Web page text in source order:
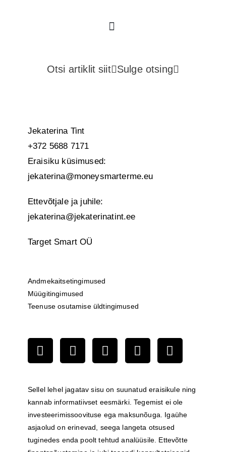
Otsi artiklit siit Sulge otsing
Jekaterina Tint
+372 5688 7171
Eraisiku küsimused:
jekaterina@moneysmarterme.eu
Ettevõtjale ja juhile:
jekaterina@jekaterinatint.ee
Target Smart OÜ
Andmekaitsetingimused
Müügitingimused
Teenuse osutamise üldtingimused
Sellel lehel jagatav sisu on suunatud eraisikule ning
kannab informatiivset eesmärki. Tegemist ei ole
investeerimissoovituse ega maksunõuga. Igaühe
asjaolud on erinevad, seega langeta otsused
tuginedes enda poolt tehtud analüüsile. Ettevõtte